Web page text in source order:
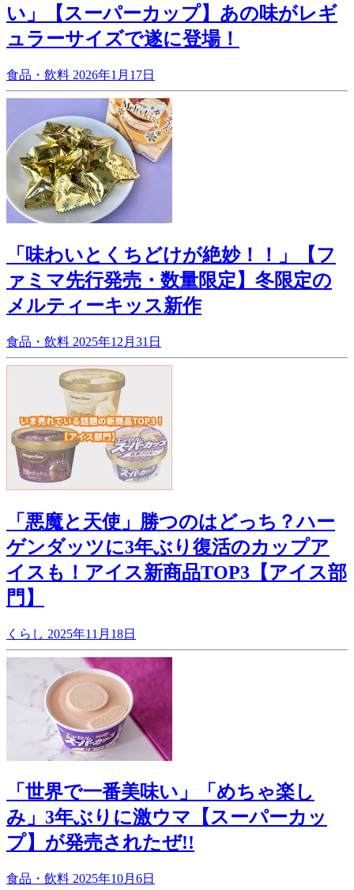
い」【スーパーカップ】あの味がレギ
ュラーサイズで遂に登場！
食品・飲料 2026年1月17日
「味わいとくちどけが絶妙！！」【フ
ァミマ先行発売・数量限定】冬限定の
メルティーキッス新作
食品・飲料 2025年12月31日
「悪魔と天使」勝つのはどっち？ハー
ゲンダッツに3年ぶり復活のカップア
イスも！アイス新商品TOP3【アイス部
門】
くらし 2025年11月18日
「世界で一番美味い」「めちゃ楽し
み」3年ぶりに激ウマ【スーパーカッ
プ】が発売されたぜ!!
食品・飲料 2025年10月6日